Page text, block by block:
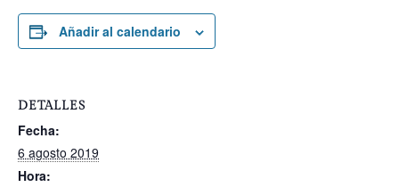
Añadir al calendario
DETALLES
Fecha:
6 agosto 2019
Hora: